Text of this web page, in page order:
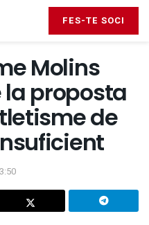
FES-TE SOCI
Molins
proposta
de